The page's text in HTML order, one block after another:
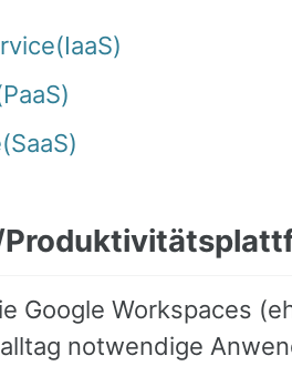
Google Workspaces
notwendige